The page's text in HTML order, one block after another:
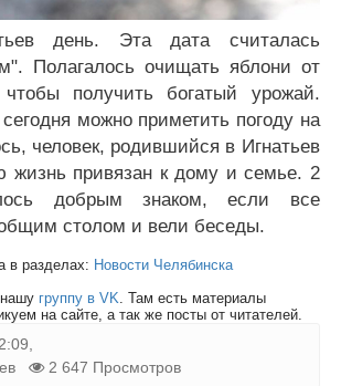
день. Эта дата считалась
Полагалось очищать яблони от
получить богатый урожай.
можно приметить погоду на
человек, родившийся в Игнатьев
жизнь привязан к дому и семье. 2
добрым знаком, если все
столом и вели беседы.
в разделах: Новости Челябинска
группу в VK . Там есть материалы
на сайте, а так же посты от читателей.
2 647 Просмотров